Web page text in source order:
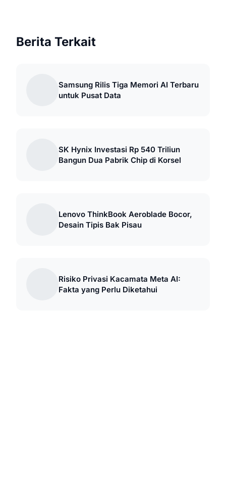
Berita Terkait
Samsung Rilis Tiga Memori AI Terbaru
untuk Pusat Data
SK Hynix Investasi Rp 540 Triliun
Bangun Dua Pabrik Chip di Korsel
Lenovo ThinkBook Aeroblade Bocor,
Desain Tipis Bak Pisau
Risiko Privasi Kacamata Meta AI:
Fakta yang Perlu Diketahui